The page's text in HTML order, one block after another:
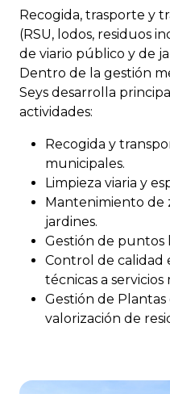
Recogida, trasporte y
(RSU, lodos, residuos
de viario público y de
Dentro de la gestión
Seys desarrolla
actividades:
Recogida y
municipales.
Limpieza viaria y
Mantenimiento de
jardines.
Gestión de puntos
Control de calidad
técnicas a
Gestión de
valorización de